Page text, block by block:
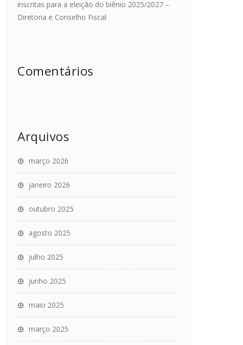
inscritas para a eleição do biênio 2025/2027 –
Diretoria e Conselho Fiscal
Comentários
Arquivos
março 2026
janeiro 2026
outubro 2025
agosto 2025
julho 2025
junho 2025
maio 2025
março 2025